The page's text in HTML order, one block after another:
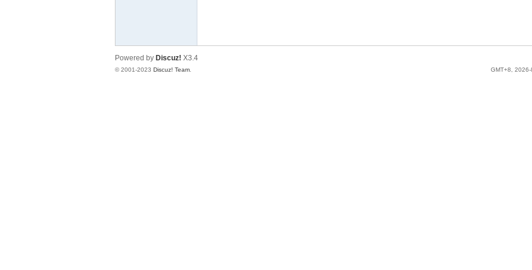
GMT+8,
Powered by Discuz! X3.4
© 2001-2023 Discuz! Team